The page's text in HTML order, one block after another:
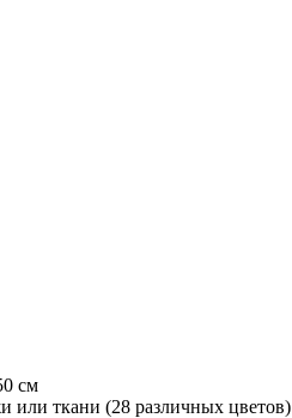
см
или ткани (28 различных цветов)